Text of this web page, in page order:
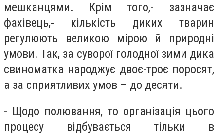
мешканцями. Крім того,- зазначає
фахівець,- кількість диких тварин
регулюють великою мірою й природні
умови. Так, за суворої голодної зими дика
свиноматка народжує двоє-троє поросят,
а за сприятливих умов – до десяти.
- Щодо полювання, то організація цього
процесу відбувається тільки в